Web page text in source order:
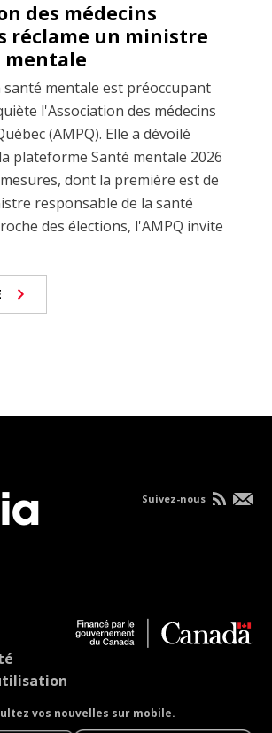
des médecins
réclame un ministre
mentale
mentale est préoccupant
l'Association des médecins
(AMPQ). Elle a dévoilé
plateforme Santé mentale 2026
dont la première est de
responsable de la santé
des élections, l'AMPQ invite
vos nouvelles sur mobile.
Suivez-nous